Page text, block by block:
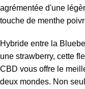
agrémentée d'une
touche de menthe
Hybride entre la
une strawberry, cette
CBD vous offre le
deux mondes. Non